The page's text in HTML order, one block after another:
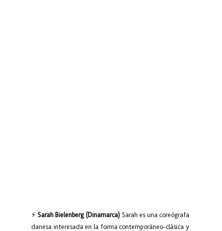
⚡ Sarah Bielenberg (Dinamarca) Sarah es una coreógrafa
danesa interesada en la forma contemporáneo-clásica y